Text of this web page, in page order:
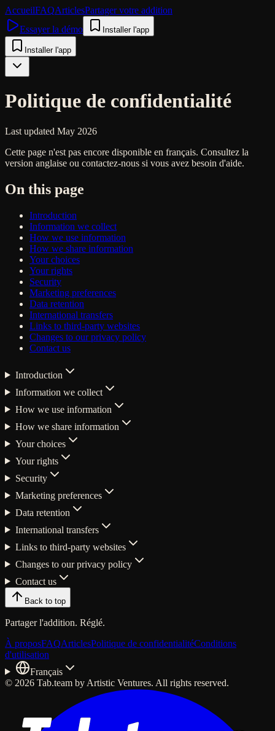
AccueilFAQArticlesPartager votre addition
Essayer la démo
Installer l'app
Installer l'app
Politique de confidentialité
Last updated May 2026
Cette page n'est pas encore disponible en français. Consultez la
version anglaise ou contactez-nous si vous avez besoin d'aide.
On this page
Introduction
Information we collect
How we use information
How we share information
Your choices
Your rights
Security
Marketing preferences
Data retention
International transfers
Links to third-party websites
Changes to our privacy policy
Contact us
Introduction
Information we collect
How we use information
How we share information
Your choices
Your rights
Security
Marketing preferences
Data retention
International transfers
Links to third-party websites
Changes to our privacy policy
Contact us
Back to top
Partager l'addition. Réglé.
À proposFAQArticlesPolitique de confidentialitéConditions
d'utilisation
Français
© 2026 Tab.team by Artistic Ventures. All rights reserved.